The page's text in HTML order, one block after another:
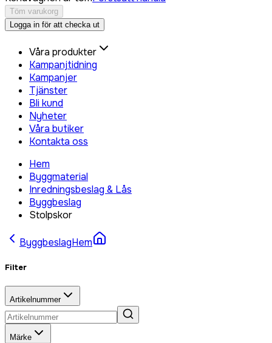
Töm varukorg
Logga in för att checka ut
Våra produkter
Kampanjtidning
Kampanjer
Tjänster
Bli kund
Nyheter
Våra butiker
Kontakta oss
Hem
Byggmaterial
Inredningsbeslag & Lås
Byggbeslag
Stolpskor
ByggbeslagHem
Filter
Artikelnummer
Märke